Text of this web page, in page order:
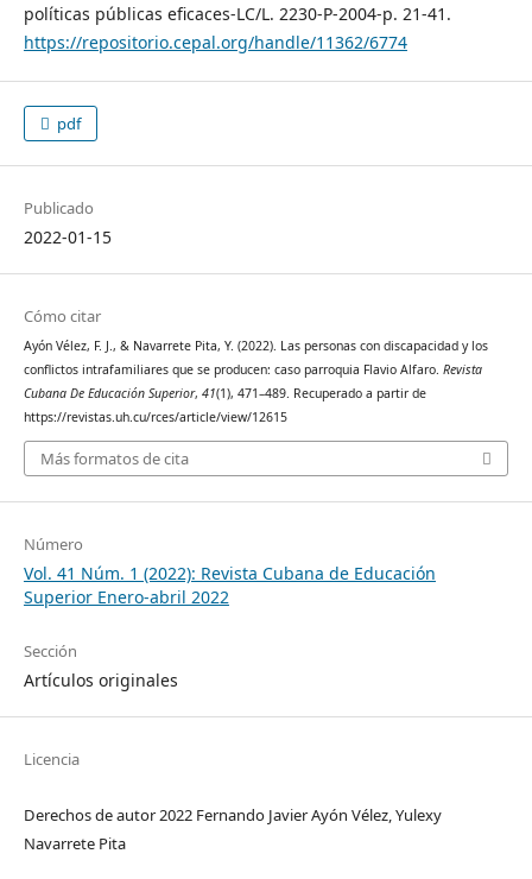
políticas públicas eficaces-LC/L. 2230-P-2004-p. 21-41.
https://repositorio.cepal.org/handle/11362/6774
pdf
Publicado
2022-01-15
Cómo citar
Ayón Vélez, F. J., & Navarrete Pita, Y. (2022). Las personas con discapacidad y los
conflictos intrafamiliares que se producen: caso parroquia Flavio Alfaro. Revista
Cubana De Educación Superior, 41(1), 471–489. Recuperado a partir de
https://revistas.uh.cu/rces/article/view/12615
Más formatos de cita
Número
Vol. 41 Núm. 1 (2022): Revista Cubana de Educación
Superior Enero-abril 2022
Sección
Artículos originales
Licencia
Derechos de autor 2022 Fernando Javier Ayón Vélez, Yulexy
Navarrete Pita